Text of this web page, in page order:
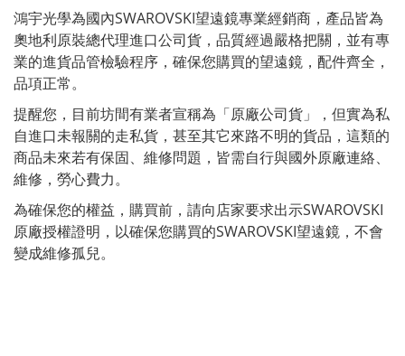
鴻宇光學為國內SWAROVSKI望遠鏡專業經銷商，產品皆為
奧地利原裝總代理進口公司貨，品質經過嚴格把關，並有專
業的進貨品管檢驗程序，確保您購買的望遠鏡，配件齊全，
品項正常。
提醒您，目前坊間有業者宣稱為「原廠公司貨」，但實為私
自進口未報關的走私貨，甚至其它來路不明的貨品，這類的
商品未來若有保固、維修問題，皆需自行與國外原廠連絡、
維修，勞心費力。
為確保您的權益，購買前，請向店家要求出示SWAROVSKI
原廠授權證明，以確保您購買的SWAROVSKI望遠鏡，不會
變成維修孤兒。